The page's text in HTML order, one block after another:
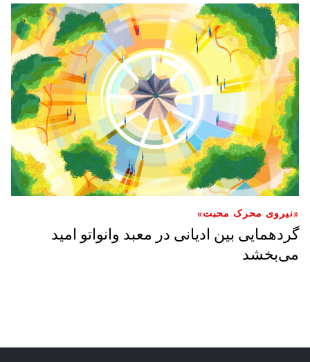
«نیروی محرک محبت»
گردهمایی بین ادیانی در معبد وانواتو امید
می‌بخشد